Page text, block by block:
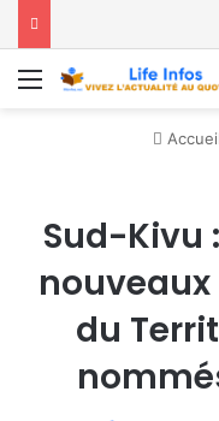
Menu
Accueil
Sud-Kivu
du